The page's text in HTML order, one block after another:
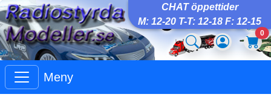
CHAT öppettider
M: 12-20 T-T: 12-18 F: 12-15
0
Meny